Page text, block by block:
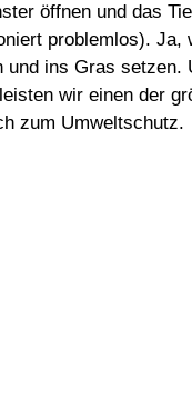
öffnen und das
problemlos). Ja,
und ins Gras setzen.
wir einen der
zum Umweltschutz.